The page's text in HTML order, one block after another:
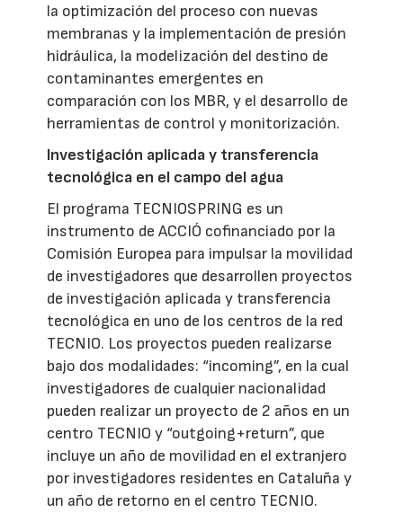
la optimización del proceso con nuevas
membranas y la implementación de presión
hidráulica, la modelización del destino de
contaminantes emergentes en
comparación con los MBR, y el desarrollo de
herramientas de control y monitorización.
Investigación aplicada y transferencia
tecnológica en el campo del agua
El programa TECNIOSPRING es un
instrumento de ACCIÓ cofinanciado por la
Comisión Europea para impulsar la movilidad
de investigadores que desarrollen proyectos
de investigación aplicada y transferencia
tecnológica en uno de los centros de la red
TECNIO. Los proyectos pueden realizarse
bajo dos modalidades: “incoming”, en la cual
investigadores de cualquier nacionalidad
pueden realizar un proyecto de 2 años en un
centro TECNIO y “outgoing+return”, que
incluye un año de movilidad en el extranjero
por investigadores residentes en Cataluña y
un año de retorno en el centro TECNIO.